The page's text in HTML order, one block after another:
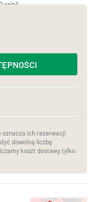
opinii
oznacza ich rezerwacji
dowolną liczbę
koszt dostawy tylko